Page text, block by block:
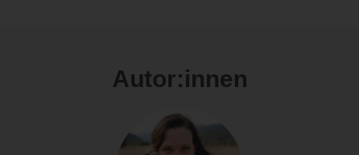
Autor:innen